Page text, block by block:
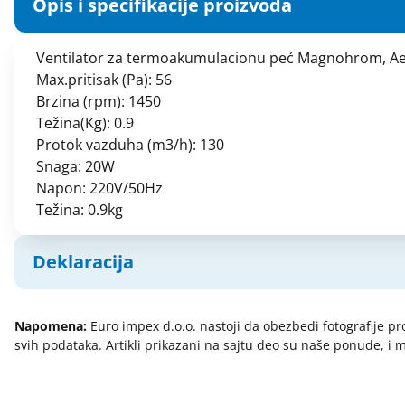
Nosaci za klime
Plastične ručice vrata veš mašine
Prekidaci za štednjake
Pumpe za veš mašine i sudomašine
Razni delovi za električne štednjake
Razni delovi za veš mašine
Razni grejači
Semerinzi
Signalne sijalice i prekidači
Termo sonde i kliksoni
Termostati - bimetalni
Termostati - sobni
Kablovski pribor - vezice
Kablovski probir - bužiri
Kanalice za kablove
Kanalice za kablove parapet
Kontaktori
Metalka - elektro pribor i razno
Metalka - mini og prekidači i
priključnice
Metalka - set q og prekidači i
priključnice
Metalka - status prekidači i
priključnice
Opis i specifikacije proizvoda
Ventilator za termoakumulacionu peć Magnohrom,
Max.pritisak (Pa): 56
Brzina (rpm): 1450
Težina(Kg): 0.9
Protok vazduha (m3/h): 130
Snaga: 20W
Napon: 220V/50Hz
Težina: 0.9kg
Deklaracija
Naziv i vrsta robe:
Uvoznik:
Napomena: Euro impex d.o.o. nastoji da obezbedi fotografije
svih podataka. Artikli prikazani na sajtu deo su naše ponude, i